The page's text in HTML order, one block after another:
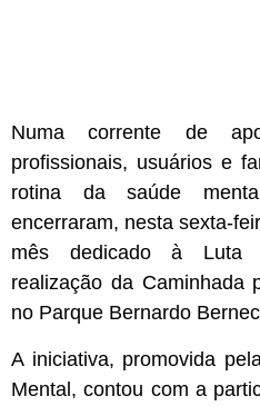
Numa corrente de
profissionais, usuários e
rotina da saúde
encerraram, nesta sexta-
mês dedicado à Luta
realização da Caminhada
no Parque Bernardo
A iniciativa, promovida
Mental, contou com a